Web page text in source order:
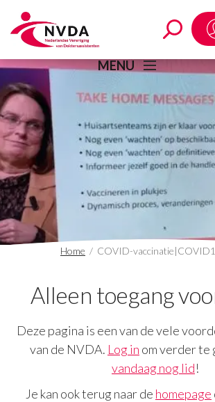
COVID-
MENU
Home / COVID-
Alleen toegang
Deze pagina is een van de vele
van de NVDA. Log in om verder te
vandaag nog lid!
Je kan ook terug naar de homepage